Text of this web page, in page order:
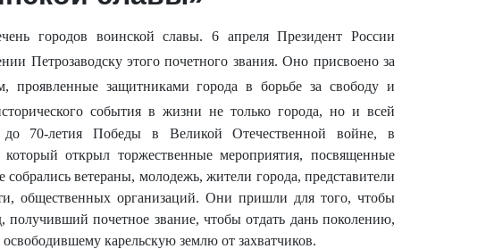
городов воинской славы. 6 апреля Президент России
Петрозаводску этого почетного звания.Оно присвоено за
проявленные защитниками города в борьбе за свободу и
события в жизни не только города, но и всей
70-летия Победы в Великой Отечественной войне, в
который открыл торжественные мероприятия, посвященные
ветераны, молодежь, жители города, представители
общественных организаций. Они пришли для того, чтобы
получивший почетное звание, чтобы отдать дань поколению,
карельскую землю от захватчиков.